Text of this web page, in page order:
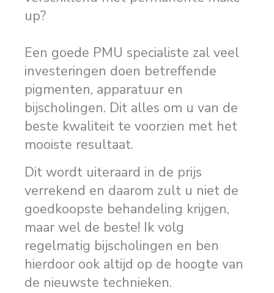
up?
Een goede PMU specialiste zal veel
investeringen doen betreffende
pigmenten, apparatuur en
bijscholingen. Dit alles om u van de
beste kwaliteit te voorzien met het
mooiste resultaat.
Dit wordt uiteraard in de prijs
verrekend en daarom zult u niet de
goedkoopste behandeling krijgen,
maar wel de beste! Ik volg
regelmatig bijscholingen en ben
hierdoor ook altijd op de hoogte van
de nieuwste technieken.